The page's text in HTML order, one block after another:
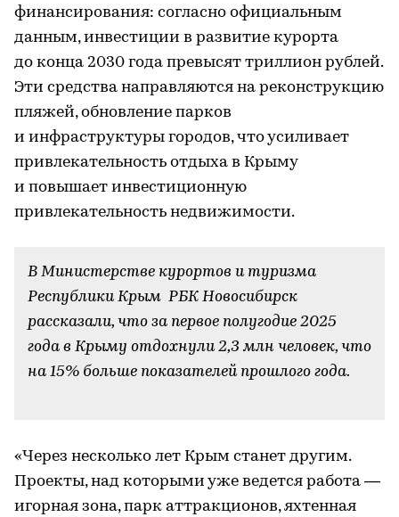
финансирования: согласно официальным
данным, инвестиции в развитие курорта
до конца 2030 года превысят триллион рублей.
Эти средства направляются на реконструкцию
пляжей, обновление парков
и инфраструктуры городов, что усиливает
привлекательность отдыха в Крыму
и повышает инвестиционную
привлекательность недвижимости.
В Министерстве курортов и туризма
Республики Крым РБК Новосибирск
рассказали, что за первое полугодие 2025
года в Крыму отдохнули 2,3 млн человек, что
на 15% больше показателей прошлого года.
«Через несколько лет Крым станет другим.
Проекты, над которыми уже ведется работа —
игорная зона, парк аттракционов, яхтенная